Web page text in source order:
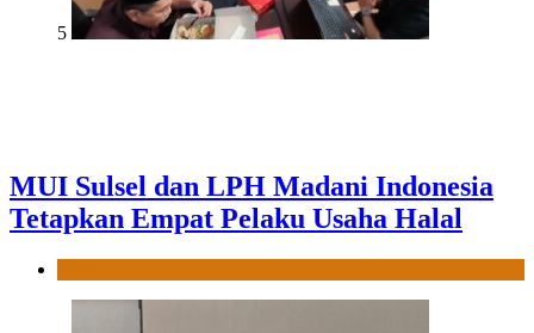
5
MUI Sulsel dan LPH Madani Indonesia
Tetapkan Empat Pelaku Usaha Halal